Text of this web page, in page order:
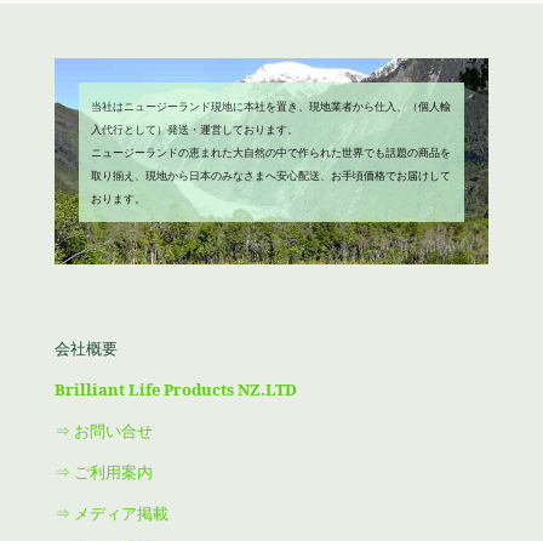
当社はニュージーランド現地に本社を置き、現地業者から仕入、（個人輸
入代行として）発送・運営しております。
ニュージーランドの恵まれた大自然の中で作られた世界でも話題の商品を
取り揃え、現地から日本のみなさまへ安心配送、お手頃価格でお届けして
おります。
会社概要
Brilliant Life Products NZ.LTD
⇒ お問い合せ
⇒ ご利用案内
⇒ メディア掲載